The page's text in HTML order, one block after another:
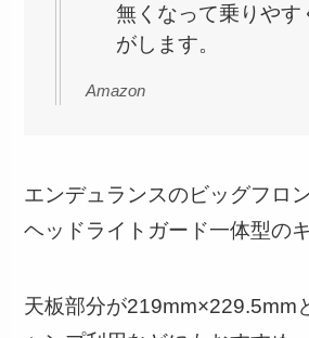
無くなって乗りやす
がします。
Amazon
エンデュランスのビッグフロ
ヘッドライトガード一体型の
天板部分が219mm×229.5mm